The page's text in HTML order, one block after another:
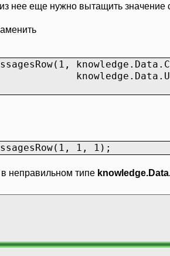
au
base
нее еще нужно вытащить
1, 1);
в неправильном типе